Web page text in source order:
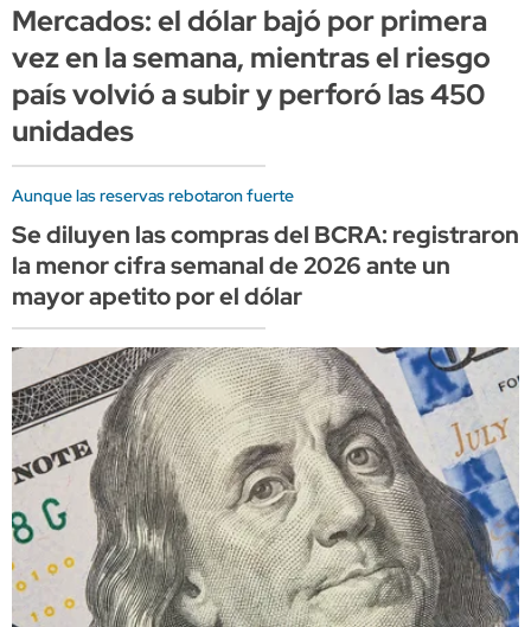
Mercados: el dólar bajó por primera
vez en la semana, mientras el riesgo
país volvió a subir y perforó las 450
unidades
Aunque las reservas rebotaron fuerte
Se diluyen las compras del BCRA: registraron
la menor cifra semanal de 2026 ante un
mayor apetito por el dólar